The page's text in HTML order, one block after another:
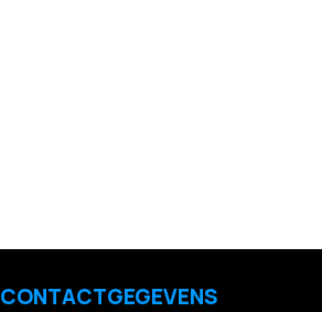
CONTACTGEGEVENS